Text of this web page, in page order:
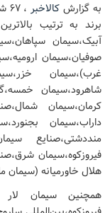
به گزارش کالاخبر
برند به ترتیب
آبیک،سیمان
صوفیان،سیمان
غرب)،سیمان
شاهرود،سیمان
کرمان،سیمان
داراب،سیمان
منددشتی،صنایع
فیروزکوه،سیمان
هلال خاورمیانه (سیمان
همچنین سیمان لار